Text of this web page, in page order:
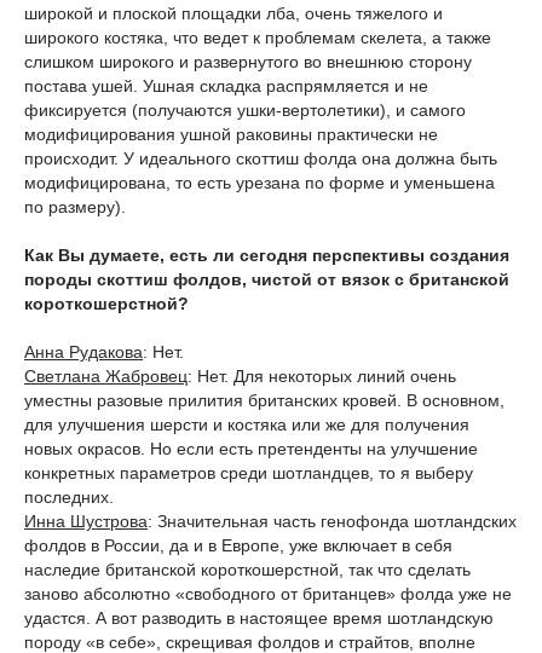
широкой и плоской площадки лба, очень тяжелого и
широкого костяка, что ведет к проблемам скелета, а также
слишком широкого и развернутого во внешнюю сторону
постава ушей. Ушная складка распрямляется и не
фиксируется (получаются ушки-вертолетики), и самого
модифицирования ушной раковины практически не
происходит. У идеального скоттиш фолда она должна быть
модифицирована, то есть урезана по форме и уменьшена
по размеру).
Как Вы думаете, есть ли сегодня перспективы создания
породы скоттиш фолдов, чистой от вязок с британской
короткошерстной?
Анна Рудакова: Нет.
Светлана Жабровец: Нет. Для некоторых линий очень
уместны разовые прилития британских кровей. В основном,
для улучшения шерсти и костяка или же для получения
новых окрасов. Но если есть претенденты на улучшение
конкретных параметров среди шотландцев, то я выберу
последних.
Инна Шустрова: Значительная часть генофонда шотландских
фолдов в России, да и в Европе, уже включает в себя
наследие британской короткошерстной, так что сделать
заново абсолютно «свободного от британцев» фолда уже не
удастся. А вот разводить в настоящее время шотландскую
породу «в себе», скрещивая фолдов и страйтов, вполне